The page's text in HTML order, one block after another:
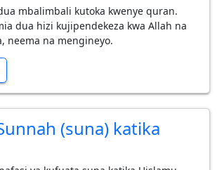
mbalimbali kutoka kwenye quran.
dua hizi kujipendekeza kwa Allah na
neema na mengineyo.
(suna) katika